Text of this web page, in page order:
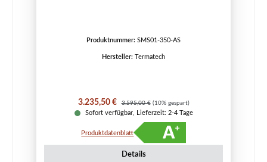
Produktnummer: SMS01-350-AS
Hersteller: Termatech
Verkaufspreis:
3.235,50 € Regulärer Preis:
3.595,00 € (10% gespart)
Sofort verfügbar, Lieferzeit: 2-4 Tage
Produktdatenblatt
Details